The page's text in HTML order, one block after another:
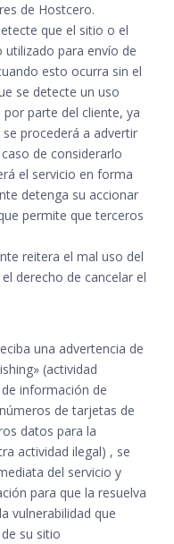
de Hostcero.
que el sitio o el
utilizado para envío de
esto ocurra sin el
se detecte un uso
parte del cliente, ya
procederá a advertir
de considerarlo
el servicio en forma
detenga su accionar
permite que terceros
reitera el mal uso del
derecho de cancelar el
una advertencia de
(actividad
información de
de tarjetas de
datos para la
actividad ilegal) , se
del servicio y
para que la resuelva
vulnerabilidad que
su sitio